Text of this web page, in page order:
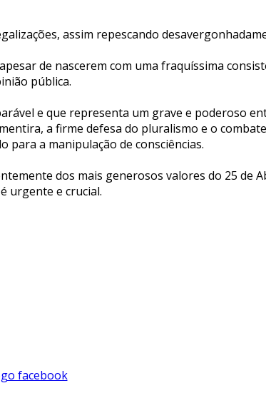
assim repescando
de nascerem com uma fraquíssima
pública.
e que representa um grave e poderoso
a firme defesa do pluralismo e o
a manipulação de consciências.
dos mais generosos valores do 25 de
urgente e crucial.